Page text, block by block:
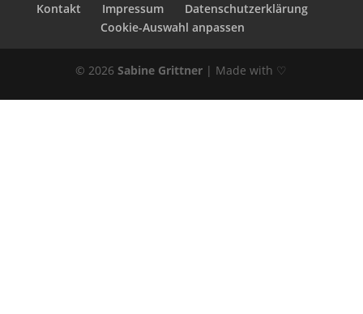
Kontakt Impressum
Datenschutzerklärung
Cookie-Auswahl anpassen
© 2026Sabine Grittner | Made with ♡